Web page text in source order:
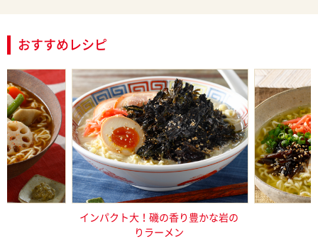
おすすめレシピ
インパクト大！磯の香り豊かな岩の
りラーメン